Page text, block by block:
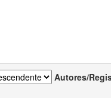
Autores/